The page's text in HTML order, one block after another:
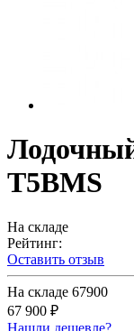
T5BMS
На складе
Рейтинг:
Оставить отзыв
На складе 67900
67 900 ₽
Нашли дешевле?